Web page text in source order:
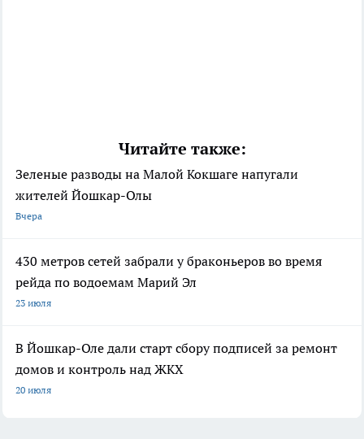
Читайте также:
Зеленые разводы на Малой Кокшаге напугали
жителей Йошкар-Олы
Вчера
430 метров сетей забрали у браконьеров во время
рейда по водоемам Марий Эл
23 июля
В Йошкар-Оле дали старт сбору подписей за ремонт
домов и контроль над ЖКХ
20 июля